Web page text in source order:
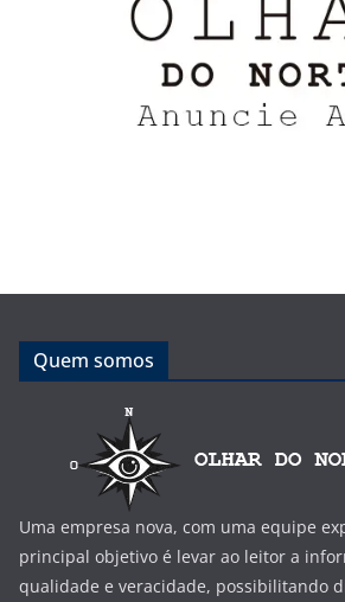
Quem somos
Uma empresa nova, com uma equipe
principal objetivo é levar ao leitor a
qualidade e veracidade, possibilitando